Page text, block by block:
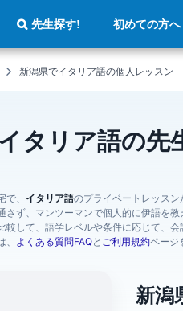
先生探す! 初めての方へ
新潟県でイタリア語の個人レッスン
タリア語の
、 イタリア語のプライベートレッスン
さず、マンツーマンで個人的に伊語を
較して、語学レベルや条件に応じて、
よくある質問FAQと ご利用規約ページ
新潟